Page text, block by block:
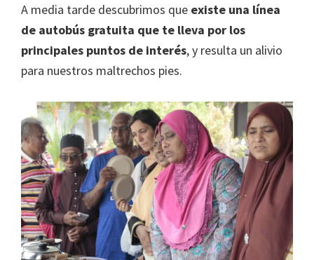
A media tarde descubrimos que existe una línea
de autobús gratuita que te lleva por los
principales puntos de interés, y resulta un alivio
para nuestros maltrechos pies.